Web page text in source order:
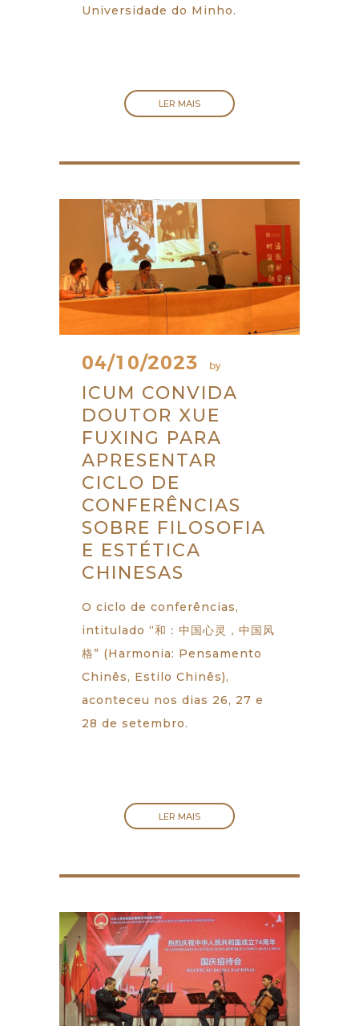
Universidade do Minho.
LER MAIS
04/10/2023 by
ICUM CONVIDA
DOUTOR XUE
FUXING PARA
APRESENTAR
CICLO DE
CONFERÊNCIAS
SOBRE FILOSOFIA
E ESTÉTICA
CHINESAS
O ciclo de conferências,
intitulado “和：中国心灵，中国风
格” (Harmonia: Pensamento
Chinês, Estilo Chinês),
aconteceu nos dias 26, 27 e
28 de setembro.
LER MAIS